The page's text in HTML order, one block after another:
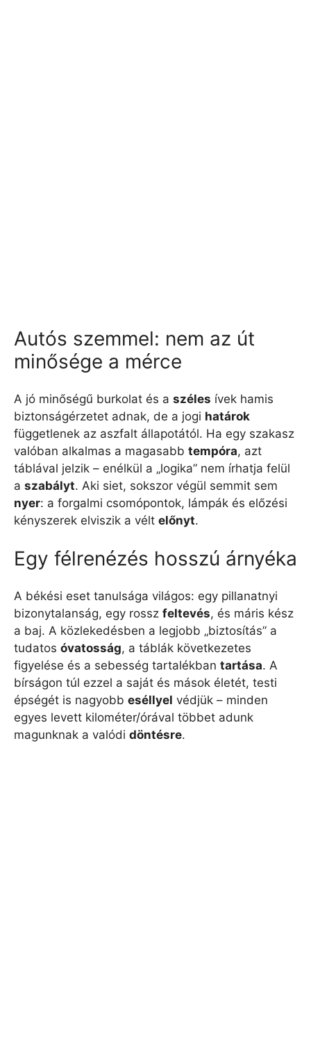
Autós szemmel: nem az út
minősége a mérce
A jó minőségű burkolat és a széles ívek hamis
biztonságérzetet adnak, de a jogi határok
függetlenek az aszfalt állapotától. Ha egy szakasz
valóban alkalmas a magasabb tempóra, azt
táblával jelzik – enélkül a „logika” nem írhatja felül
a szabályt. Aki siet, sokszor végül semmit sem
nyer: a forgalmi csomópontok, lámpák és előzési
kényszerek elviszik a vélt előnyt.
Egy félrenézés hosszú árnyéka
A békési eset tanulsága világos: egy pillanatnyi
bizonytalanság, egy rossz feltevés, és máris kész
a baj. A közlekedésben a legjobb „biztosítás” a
tudatos óvatosság, a táblák következetes
figyelése és a sebesség tartalékban tartása. A
bírságon túl ezzel a saját és mások életét, testi
épségét is nagyobb eséllyel védjük – minden
egyes levett kilométer/órával többet adunk
magunknak a valódi döntésre.